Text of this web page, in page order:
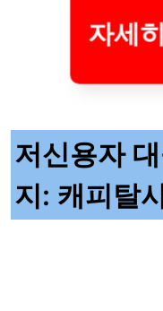
자세
저신용자
지: 캐피탈